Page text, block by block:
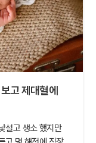
고 제대혈에
설고 생소 했지만